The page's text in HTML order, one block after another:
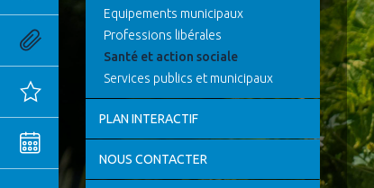
Outils pratiques
Agenda
Equipements municipaux
Professions libérales
Santé et action sociale
Services publics et municipaux
PLAN INTERACTIF
NOUS CONTACTER